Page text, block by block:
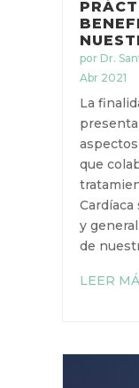
por Dr.
Abr 2021
La
que
Cardíaca
y
de
LEER